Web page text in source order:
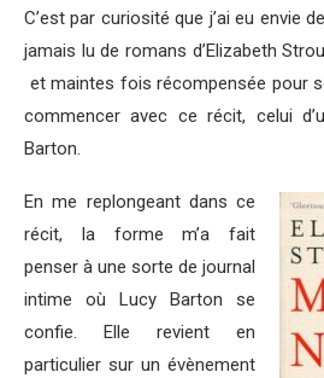
C’est par curiosité que j’ai eu envie
jamais lu de romans d’Elizabeth
et maintes fois récompensée pour
commencer avec ce récit, celui
Barton.
En me replongeant dans ce
récit, la forme m’a fait
penser à une sorte de journal
intime où Lucy Barton se
confie. Elle revient en
particulier sur un évènement